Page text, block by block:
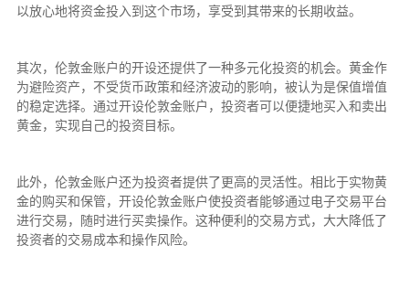
以放心地将资金投入到这个市场，享受到其带来的长期收益。
其次，伦敦金账户的开设还提供了一种多元化投资的机会。黄金作
为避险资产，不受货币政策和经济波动的影响，被认为是保值增值
的稳定选择。通过开设伦敦金账户，投资者可以便捷地买入和卖出
黄金，实现自己的投资目标。
此外，伦敦金账户还为投资者提供了更高的灵活性。相比于实物黄
金的购买和保管，开设伦敦金账户使投资者能够通过电子交易平台
进行交易，随时进行买卖操作。这种便利的交易方式，大大降低了
投资者的交易成本和操作风险。